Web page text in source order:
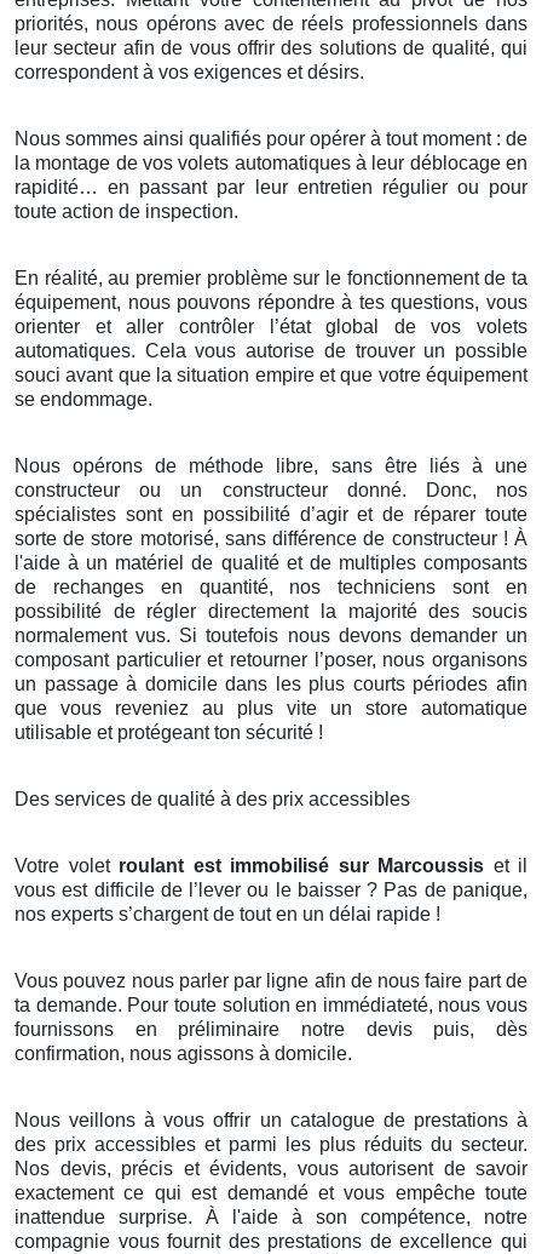
priorités, nous opérons avec de réels professionnels dans
leur secteur afin de vous offrir des solutions de qualité, qui
correspondent à vos exigences et désirs.
Nous sommes ainsi qualifiés pour opérer à tout moment : de
la montage de vos volets automatiques à leur déblocage en
rapidité… en passant par leur entretien régulier ou pour
toute action de inspection.
En réalité, au premier problème sur le fonctionnement de ta
équipement, nous pouvons répondre à tes questions, vous
orienter et aller contrôler l’état global de vos volets
automatiques. Cela vous autorise de trouver un possible
souci avant que la situation empire et que votre équipement
se endommage.
Nous opérons de méthode libre, sans être liés à une
constructeur ou un constructeur donné. Donc, nos
spécialistes sont en possibilité d’agir et de réparer toute
sorte de store motorisé, sans différence de constructeur ! À
l'aide à un matériel de qualité et de multiples composants
de rechanges en quantité, nos techniciens sont en
possibilité de régler directement la majorité des soucis
normalement vus. Si toutefois nous devons demander un
composant particulier et retourner l’poser, nous organisons
un passage à domicile dans les plus courts périodes afin
que vous reveniez au plus vite un store automatique
utilisable et protégeant ton sécurité !
Des services de qualité à des prix accessibles
Votre volet roulant est immobilisé sur Marcoussis et il
vous est difficile de l’lever ou le baisser ? Pas de panique,
nos experts s’chargent de tout en un délai rapide !
Vous pouvez nous parler par ligne afin de nous faire part de
ta demande. Pour toute solution en immédiateté, nous vous
fournissons en préliminaire notre devis puis, dès
confirmation, nous agissons à domicile.
Nous veillons à vous offrir un catalogue de prestations à
des prix accessibles et parmi les plus réduits du secteur.
Nos devis, précis et évidents, vous autorisent de savoir
exactement ce qui est demandé et vous empêche toute
inattendue surprise. À l'aide à son compétence, notre
compagnie vous fournit des prestations de excellence qui